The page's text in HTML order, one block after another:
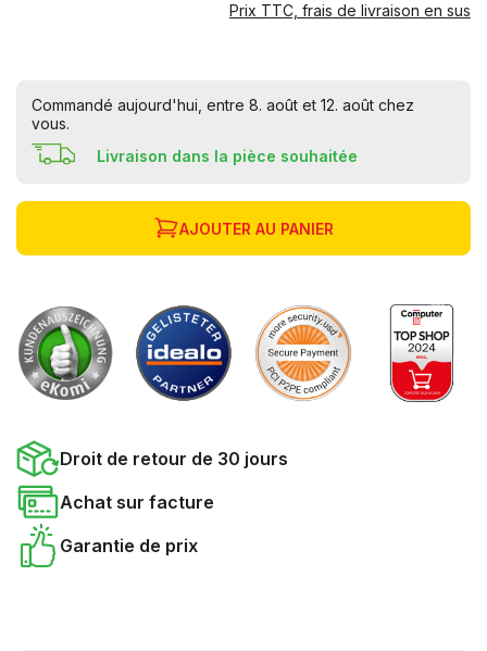
Prix TTC, frais de livraison en sus
Commandé aujourd'hui, entre 8. août et 12. août chez
vous.
Livraison dans la pièce souhaitée
AJOUTER AU PANIER
Droit de retour de 30 jours
Achat sur facture
Garantie de prix